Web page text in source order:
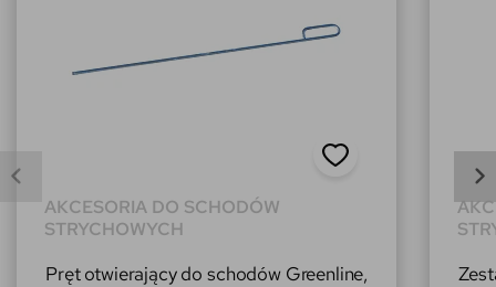
AKCESORIA DO SCHODÓW
STRYCHOWYCH
Pręt otwierający do schodów Greenline,